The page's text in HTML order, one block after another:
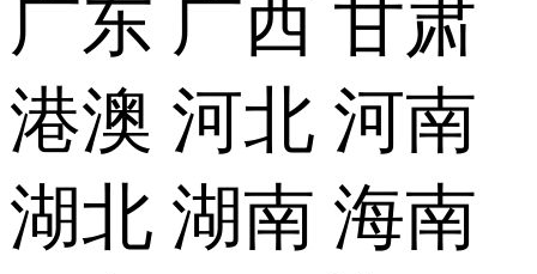
广东 广西 甘肃
港澳 河北 河南
湖北 湖南 海南